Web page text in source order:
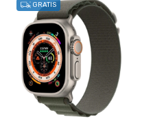
GRATIS